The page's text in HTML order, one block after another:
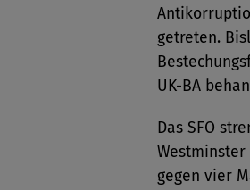
getreten.
UK-BA
Das SFO
Westminster
gegen vier